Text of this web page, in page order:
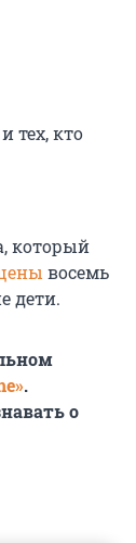
тех, кто
который
восемь
дети.
.
о